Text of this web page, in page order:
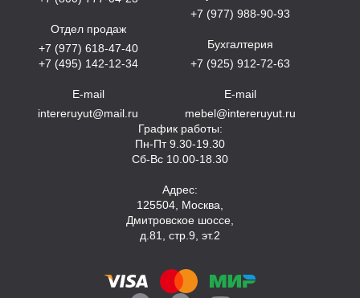
Отдел продаж
+7 (977) 618-47-40
+7 (495) 142-12-34
E-mail
intereruyut@mail.ru
+7 (977) 988-90-93
Бухгалтерия
+7 (925) 912-72-63
E-mail
mebel@intereruyut.ru
График работы:
Пн-Пт 9.30-19.30
Сб-Вс 10.00-18.30
Адрес:
125504, Москва,
Дмитровское шоссе,
д.81, стр.9, эт.2